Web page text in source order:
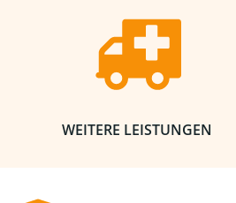
WEITERE LEISTUNGEN